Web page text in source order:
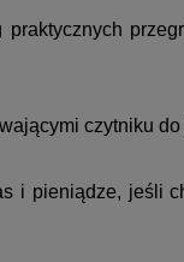
czytniku do
i pieniądze,